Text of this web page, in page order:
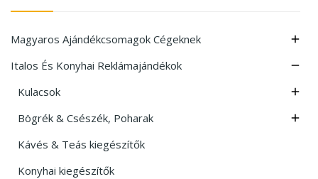
Magyaros Ajándékcsomagok Cégeknek 
Italos És Konyhai Reklámajándékok 
Kulacsok 
Bögrék & Csészék, Poharak 
Kávés & Teás kiegészítők
Konyhai kiegészítők